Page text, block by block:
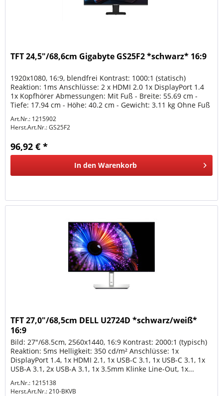
TFT 24,5"/68,6cm Gigabyte GS25F2 *schwarz* 16:9
1920x1080, 16:9, blendfrei Kontrast: 1000:1 (statisch)
Reaktion: 1ms Anschlüsse: 2 x HDMI 2.0 1x DisplayPort 1.4
1x Kopfhörer Abmessungen: Mit Fuß - Breite: 55.69 cm -
Tiefe: 17.94 cm - Höhe: 40.2 cm - Gewicht: 3.11 kg Ohne Fuß
Art.Nr.: 1215902
Herst.Art.Nr.:GS25F2
96,92 € *
In den Warenkorb
TFT 27,0"/68,5cm DELL U2724D *schwarz/weiß*
16:9
Bild: 27"/68.5cm, 2560x1440, 16:9 Kontrast: 2000:1 (typisch)
Reaktion: 5ms Helligkeit: 350 cd/m² Anschlüsse: 1x
DisplayPort 1.4, 1x HDMI 2.1, 1x USB-C 3.1, 1x USB-C 3.1, 1x
USB-A 3.1, 2x USB-A 3.1, 1x 3.5mm Klinke Line-Out, 1x...
Art.Nr.: 1215138
Herst.Art.Nr.:210-BKVB